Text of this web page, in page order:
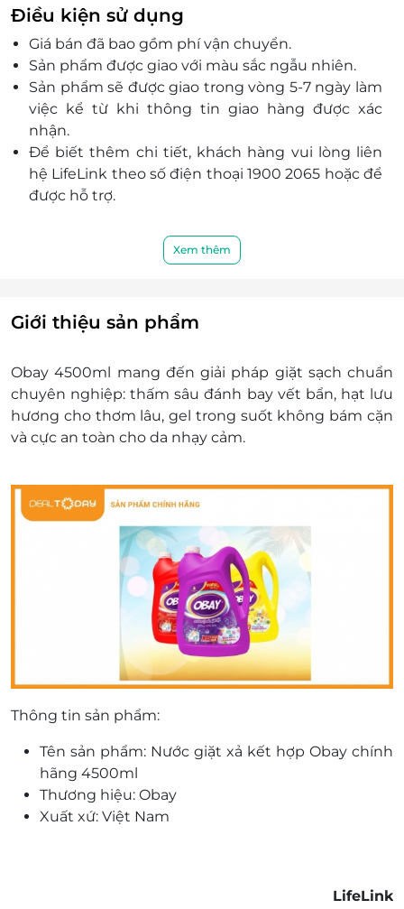
da nhạy cảm, dùng được cho máy cửa ngang,
cửa đứng và giặt tay.
Điều kiện sử dụng
Giá bán đã bao gồm phí vận chuyển.
Sản phẩm được giao với màu sắc ngẫu nhiên.
Sản phẩm sẽ được giao trong vòng 5-7 ngày làm
việc kể từ khi thông tin giao hàng được xác
nhận.
Để biết thêm chi tiết, khách hàng vui lòng liên
hệ LifeLink theo số điện thoại 1900 2065 hoặc để
được hỗ trợ.
Xem thêm
Giới thiệu sản phẩm
Obay 4500ml mang đến giải pháp giặt sạch chuẩn
chuyên nghiệp: thấm sâu đánh bay vết bẩn, hạt lưu
hương cho thơm lâu, gel trong suốt không bám cặn
và cực an toàn cho da nhạy cảm.
Thông tin sản phẩm:
Tên sản phẩm: Nước giặt xả kết hợp Obay chính
hãng 4500ml
Thương hiệu: Obay
Xuất xứ: Việt Nam
LifeLink